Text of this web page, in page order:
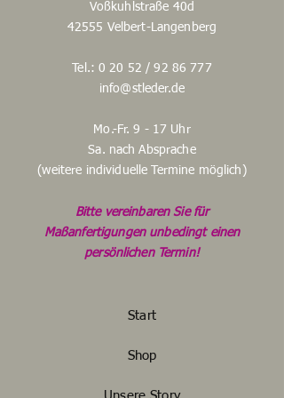
Voßkuhlstraße 40d
42555 Velbert-Langenberg
Tel.: 0 20 52 /92 86 777
info@stleder.de
Mo.-Fr. 9 - 17 Uhr
Sa. nach Absprache
(weitere individuelle Termine möglich)
Bitte vereinbaren Sie für
Maßanfertigungen unbedingt einen
persönlichen Termin!
Start
Shop